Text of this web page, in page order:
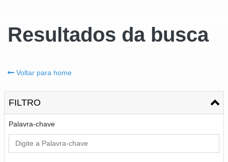
Resultados da busca
Voltar para home
FILTRO
Palavra-chave